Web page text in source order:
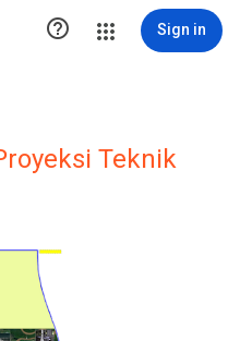
 Sign in
Teknik